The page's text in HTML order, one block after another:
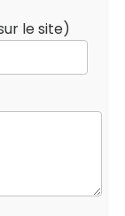
le site)